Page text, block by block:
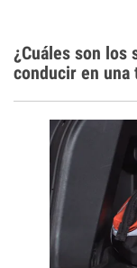
¿Cuáles son los
conducir en una